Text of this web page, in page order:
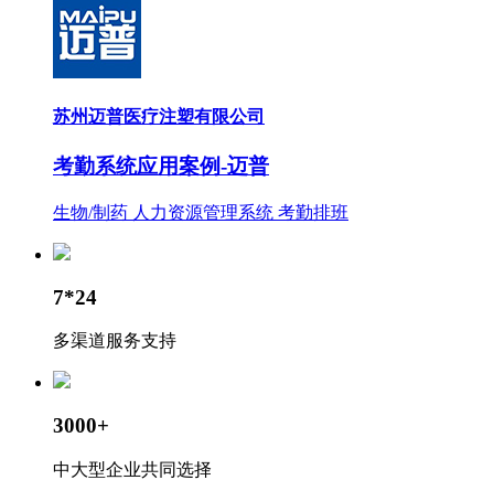
苏州迈普医疗注塑有限公司
考勤系统应用案例-迈普
生物/制药 人力资源管理系统 考勤排班
7*24
多渠道服务支持
3000+
中大型企业共同选择